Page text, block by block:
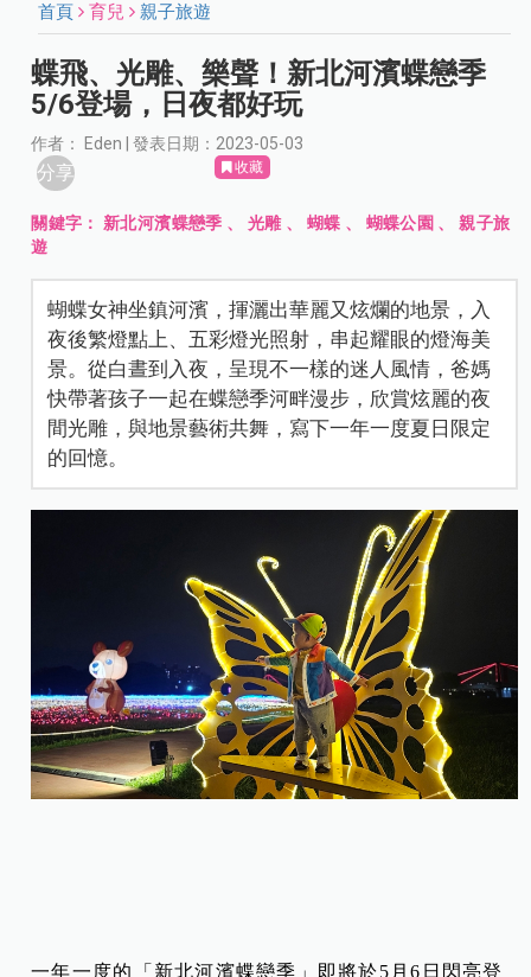
首頁 育兒 親子旅遊
蝶飛、光雕、樂聲！新北河濱蝶戀季
5/6登場，日夜都好玩
作者： Eden | 發表日期：2023-05-03
分享 收藏
關鍵字： 新北河濱蝶戀季 、 光雕、 蝴蝶 、 蝴蝶公園 、親子旅
遊
蝴蝶女神坐鎮河濱，揮灑出華麗又炫爛的地景，入
夜後繁燈點上、五彩燈光照射，串起耀眼的燈海美
景。從白晝到入夜，呈現不一樣的迷人風情，爸媽
快帶著孩子一起在蝶戀季河畔漫步，欣賞炫麗的夜
間光雕，與地景藝術共舞，寫下一年一度夏日限定
的回憶。
一年一度的「新北河濱蝶戀季」即將於5月6日閃亮登